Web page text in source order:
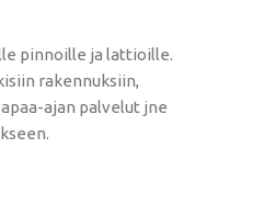
pinnoille ja lattioille.
rakennuksiin,
ajan palvelut jne